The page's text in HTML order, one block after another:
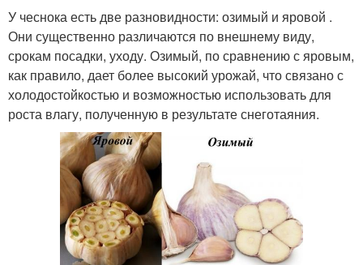
У чеснока есть две разновидности: озимый и яровой .
Они существенно различаются по внешнему виду,
срокам посадки, уходу. Озимый, по сравнению с яровым,
как правило, дает более высокий урожай, что связано с
холодостойкостью и возможностью использовать для
роста влагу, полученную в результате снеготаяния.